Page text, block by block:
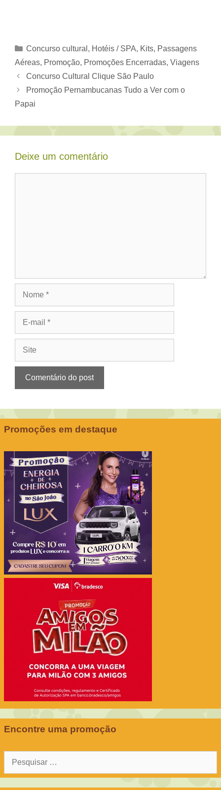
Categorias
Concurso cultural , Hotéis / SPA, Kits, Passagens
Aéreas, Promoção, Promoções Encerradas, Viagens
Concurso Cultural Clique São Paulo
Promoção Pernambucanas Tudo a Ver com o
Papai
Deixe um comentário
Promoções em destaque
Encontre uma promoção
Pesquisar